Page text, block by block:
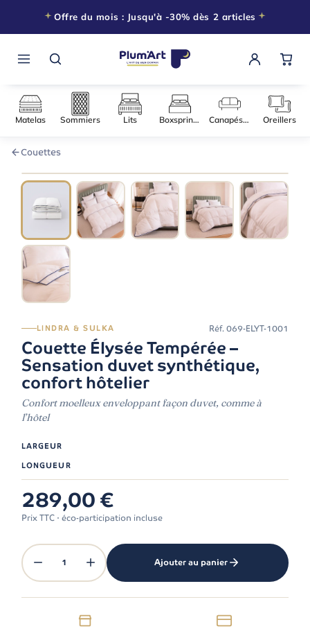
Offre du mois : Jusqu'à -30% dès 2 articles
Matelas
Couettes
−30% DÈS 2 ARTICLES
140 × 200
LINDRA & SULKA Réf. 069-ELYT-1001
Couette Élysée Tempérée –
Sensation duvet synthétique,
confort hôtelier
Confort moelleux enveloppant façon duvet, comme à
l’hôtel
LARGEUR
LONGUEUR
289,00 €
Prix TTC · éco-participation incluse
1 Ajouter au panier